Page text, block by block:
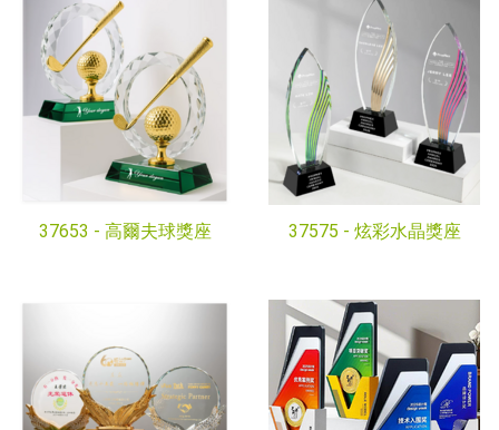
37653 - 高爾夫球獎座 37575 - 炫彩水晶獎座